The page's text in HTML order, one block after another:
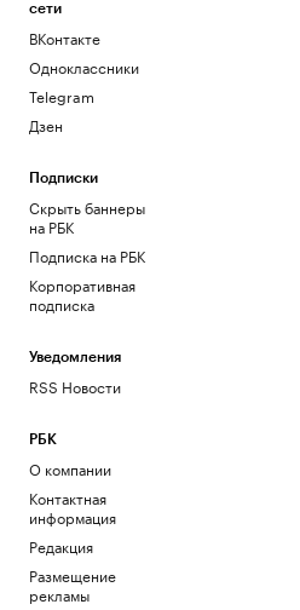
сети
ВКонтакте
Одноклассники
Telegram
Дзен
Подписки
Скрыть баннеры
на РБК
Подписка на РБК
Корпоративная
подписка
Уведомления
RSS Новости
РБК
О компании
Контактная
информация
Редакция
Размещение
рекламы